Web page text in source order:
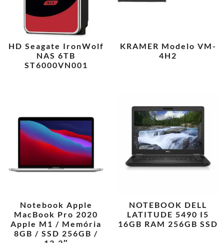
HD Seagate IronWolf
NAS 6TB
ST6000VN001
KRAMER Modelo VM-
4H2
Notebook Apple
MacBook Pro 2020
Apple M1 / Memória
8GB / SSD 256GB /
NOTEBOOK DELL
LATITUDE 5490 I5
16GB RAM 256GB SSD